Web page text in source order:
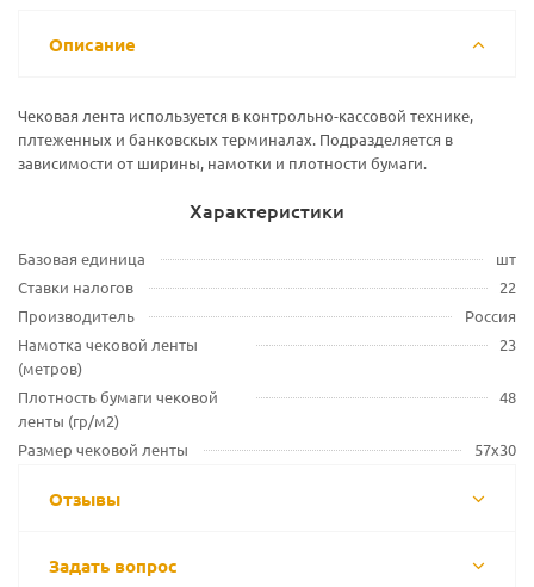
Описание
Чековая лента используется в контрольно-кассовой технике,
плтеженных и банковскых терминалах. Подразделяется в
зависимости от ширины, намотки и плотности бумаги.
Характеристики
Базовая единица
шт
Ставки налогов
22
Производитель
Россия
Намотка чековой ленты
(метров)
23
Плотность бумаги чековой
ленты (гр/м2)
48
Размер чековой ленты 57х30
Отзывы
Задать вопрос